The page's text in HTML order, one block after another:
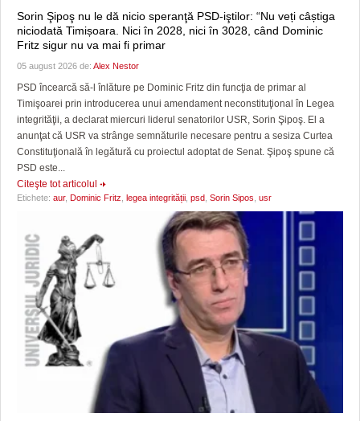
Sorin Şipoş nu le dă nicio speranţă PSD-iştilor: “Nu veți câștiga
niciodată Timișoara. Nici în 2028, nici în 3028, când Dominic
Fritz sigur nu va mai fi primar
05 august 2026 de: Alex Nestor
PSD încearcă să-l înlăture pe Dominic Fritz din funcţia de primar al
Timişoarei prin introducerea unui amendament neconstituţional în Legea
integrităţii, a declarat miercuri liderul senatorilor USR, Sorin Şipoş. El a
anunţat că USR va strânge semnăturile necesare pentru a sesiza Curtea
Constituţională în legătură cu proiectul adoptat de Senat. Şipoş spune că
PSD este...
Citeşte tot articolul
Etichete: aur, Dominic Fritz legea integrității psd Sorin Sipos usr